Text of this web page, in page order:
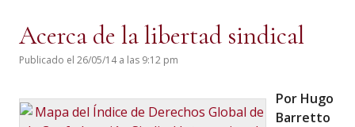
Acerca de la libertad sindical
Publicado el 26/05/14 a las 9:12 pm
Por Hugo
Barretto